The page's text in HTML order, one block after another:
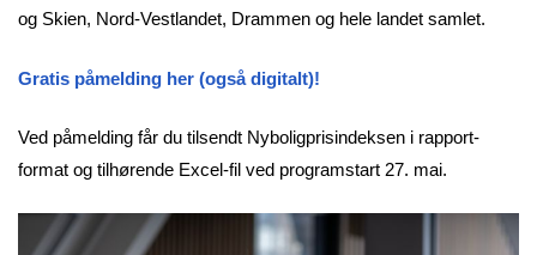
og Skien, Nord-Vestlandet, Drammen og hele landet samlet.
Gratis påmelding her (også digitalt)!
Ved påmelding får du tilsendt Nyboligprisindeksen i rapport-
format og tilhørende Excel-fil ved programstart 27. mai.